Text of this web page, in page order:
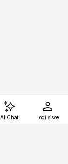
AI Chat Logi sisse